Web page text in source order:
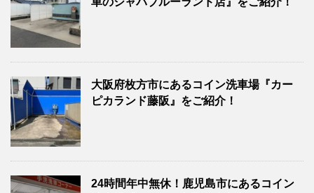
大阪府枚方市にあるコイン洗車場『カー
ピカランド藤阪』をご紹介！
24時間年中無休！鹿児島市にあるコイン